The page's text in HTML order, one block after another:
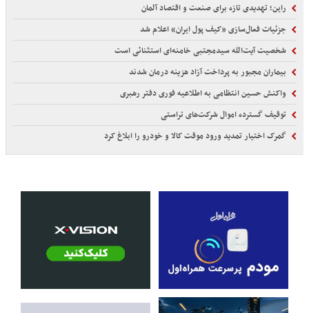
راین؛ تهدیدی تازه برای صنعت و اقتصاد آلمان
جزئیات فعال‌سازی «کیف پول ایران» اعلام شد
شخصیت آیت‌الله سیدمجتبی خامنه‌ای استثنائی است
بیماران مجبور به پرداخت آزاد هزینه درمان شدند
واکنش حسین انتظامی به اطلاعیه فوری دفتر رهبری
توقیف گسترده اموال شرکت‌های تراستی
گمرک اختیار تمدید ورود موقت کالا و خودرو را ابلاغ کرد